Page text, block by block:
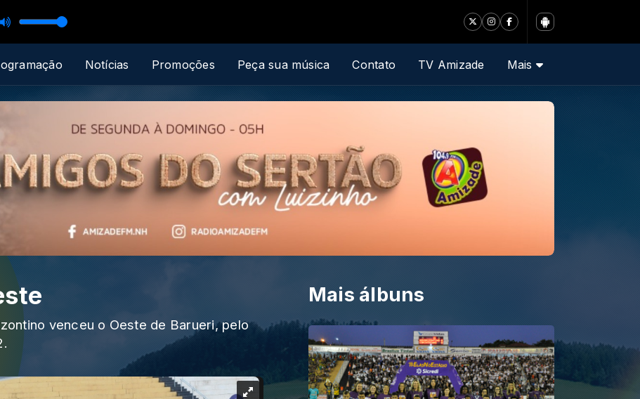
Amizade FM
Notícias Promoções Peça sua música Contato TV Amizade Mais
venceu o Oeste de Barueri, pelo
Mais álbuns